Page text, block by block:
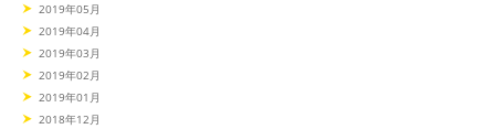
2019年05月
2019年04月
2019年03月
2019年02月
2019年01月
2018年12月